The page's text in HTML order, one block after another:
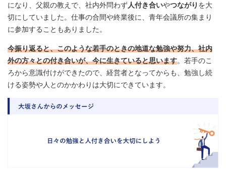
になり、父親の教えで、社内外問わず人付き合いやつながり を大
切にしていました。仕事の合間や終業後に、青年会議所の集まり
に参加することもありました。
今振り返ると、このような若手のときの地道な勉強や努力、社内
外の方々との付き合いが、今に生きていると思います。若手のこ
ろから意識付けができたので、経営者となってからも、勉強し続
ける姿勢や人とのかかわりは大切にできています。